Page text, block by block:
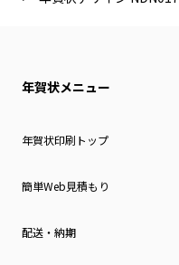
年賀状メニュー
年賀状印刷トップ
簡単Web見積もり
配送・納期